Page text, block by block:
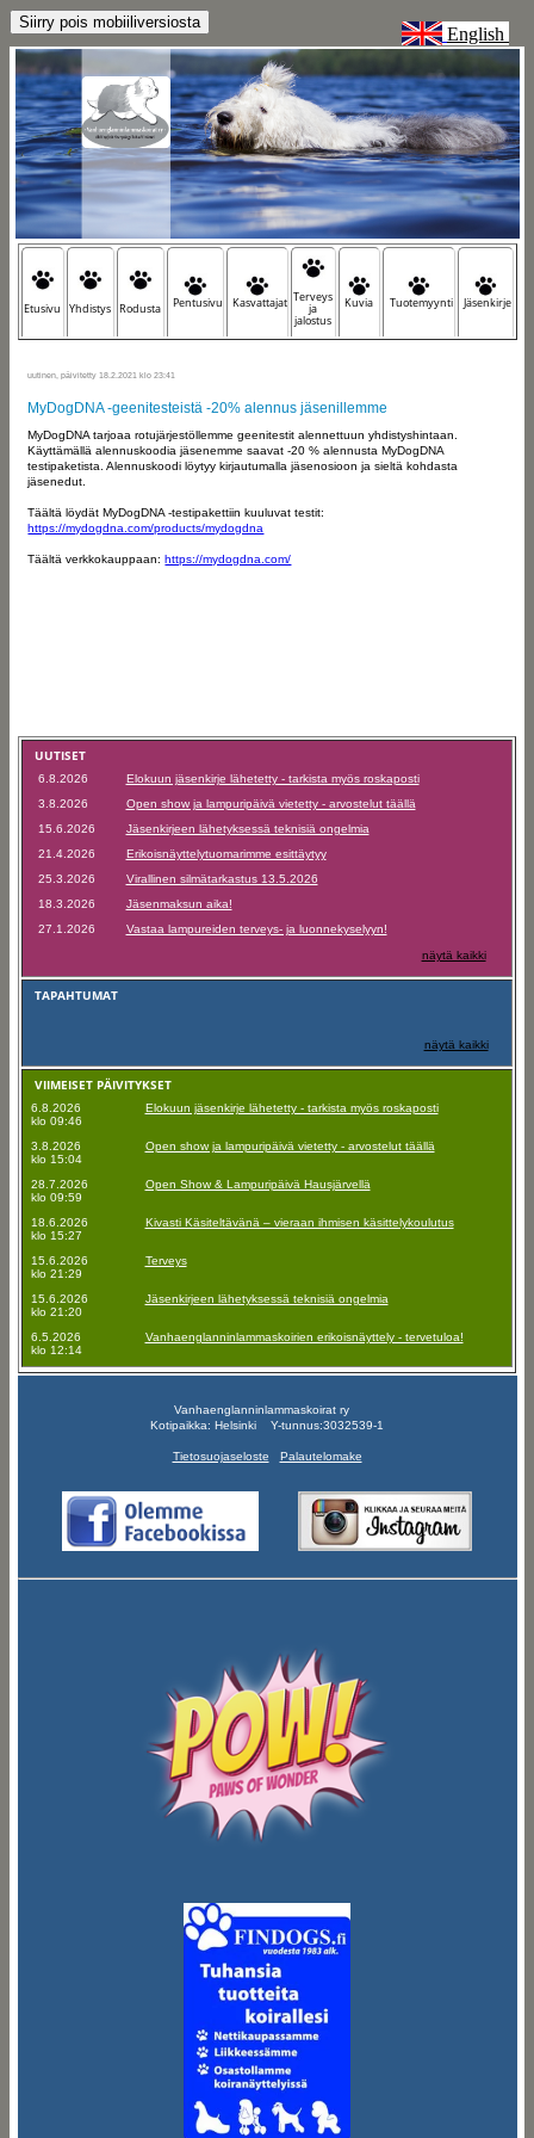
English
Etusivu Yhdistys Rodusta Pentusivu Kasvattajat Terveys
ja
jalostus
Kuvia Tuotemyynti Jäsenkirje
uutinen, päivitetty 18.2.2021 klo 23:41
MyDogDNA -geenitesteistä -20% alennus jäsenillemme
MyDogDNA tarjoaa rotujärjestöllemme geenitestit alennettuun yhdistyshintaan.
Käyttämällä alennuskoodia jäsenemme saavat -20 % alennusta MyDogDNA
testipaketista. Alennuskoodi löytyy kirjautumalla jäsenosioon ja sieltä kohdasta
jäsenedut.
Täältä löydät MyDogDNA -testipakettiin kuuluvat testit:
https://mydogdna.com/products/mydogdna
Täältä verkkokauppaan:https://mydogdna.com/
UUTISET
6.8.2026
Elokuun jäsenkirje lähetetty - tarkista myös roskaposti
3.8.2026
Open show ja lampuripäivä vietetty - arvostelut täällä
15.6.2026
Jäsenkirjeen lähetyksessä teknisiä ongelmia
21.4.2026
Erikoisnäyttelytuomarimme esittäytyy
25.3.2026
Virallinen silmätarkastus 13.5.2026
18.3.2026
Jäsenmaksun aika!
27.1.2026
Vastaa lampureiden terveys- ja luonnekyselyyn!
näytä kaikki
TAPAHTUMAT
näytä kaikki
VIIMEISET PÄIVITYKSET
6.8.2026
klo 09:46
Elokuun jäsenkirje lähetetty - tarkista myös roskaposti
3.8.2026
klo 15:04
Open show ja lampuripäivä vietetty - arvostelut täällä
28.7.2026
klo 09:59
Open Show & Lampuripäivä Hausjärvellä
18.6.2026
klo 15:27
Kivasti Käsiteltävänä – vieraan ihmisen käsittelykoulutus
15.6.2026
klo 21:29
Terveys
15.6.2026
klo 21:20
Jäsenkirjeen lähetyksessä teknisiä ongelmia
6.5.2026
klo 12:14
Vanhaenglanninlammaskoirien erikoisnäyttely - tervetuloa!
Vanhaenglanninlammaskoirat ry
Kotipaikka: Helsinki Y-tunnus:3032539-1
Tietosuojaseloste Palautelomake